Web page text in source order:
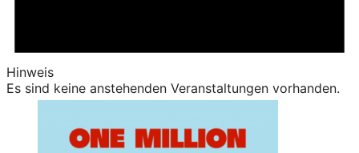
Hinweis
Es sind keine anstehenden Veranstaltungen vorhanden.